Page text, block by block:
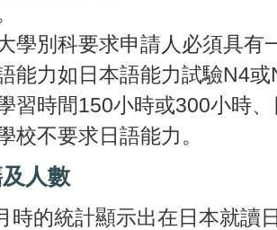
學別科要求申請人必須具有
能力如日本語能力試驗N4
習時間150小時或300小時
校不要求日語能力。
人數
時的統計顯示出在日本就讀